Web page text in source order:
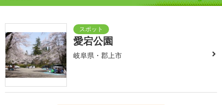
愛宕公園
岐阜県・郡上市